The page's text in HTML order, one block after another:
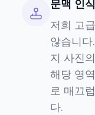
문맥 인
저희 고
않습니
지 사진
해당 영
로 매끄
다.